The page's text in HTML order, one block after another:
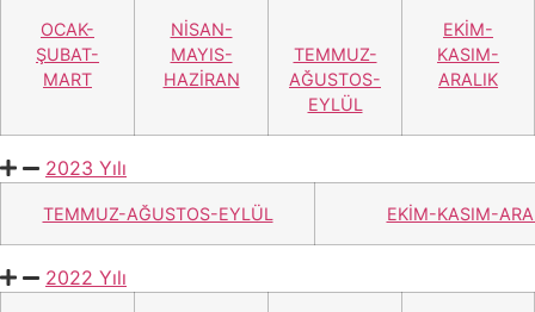
OCAK-
ŞUBAT-
MART
NİSAN-
MAYIS-
HAZİRAN
TEMMUZ-
AĞUSTOS-
EYLÜL
EKİM-
KASIM-
ARALIK
2023 Yılı
TEMMUZ-AĞUSTOS-EYLÜL EKİM-KASIM-
2022 Yılı